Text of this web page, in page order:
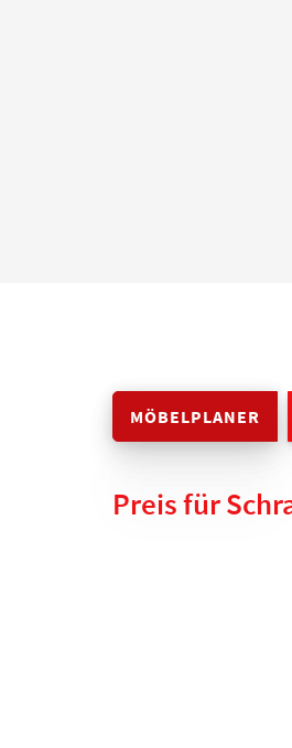
MÖBELPLANER
Preis für